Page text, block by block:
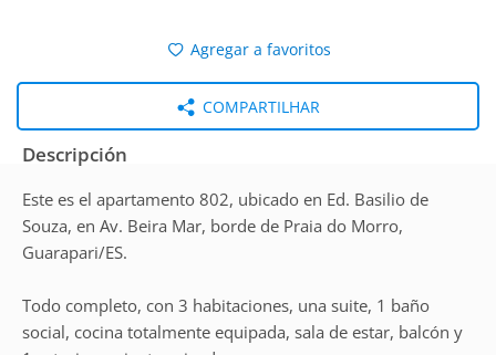
Agregar a favoritos
COMPARTILHAR
Descripción
Este es el apartamento 802, ubicado en Ed. Basilio de
Souza, en Av. Beira Mar, borde de Praia do Morro,
Guarapari/ES.
Todo completo, con 3 habitaciones, una suite, 1 baño
social, cocina totalmente equipada, sala de estar, balcón y